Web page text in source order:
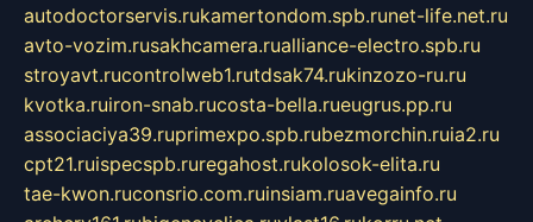
autodoctorservis.rukamertondom.spb.runet-life.net.ru
avto-vozim.rusakhcamera.rualliance-electro.spb.ru
stroyavt.rucontrolweb1.rutdsak74.rukinzozo-ru.ru
kvotka.ruiron-snab.rucosta-bella.rueugrus.pp.ru
associaciya39.ruprimexpo.spb.rubezmorchin.ruia2.ru
cpt21.ruispecspb.ruregahost.rukolosok-elita.ru
tae-kwon.ruconsrio.com.ruinsiam.ruavegainfo.ru